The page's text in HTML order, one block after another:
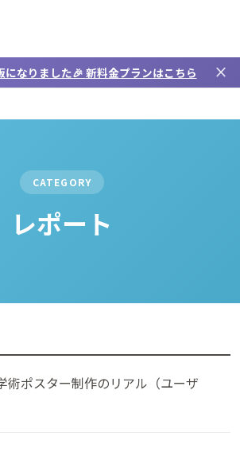
になりました🎉 新料金プランはこちら close
CATEGORY
レポート
術ポスター制作のリアル（ユーザ